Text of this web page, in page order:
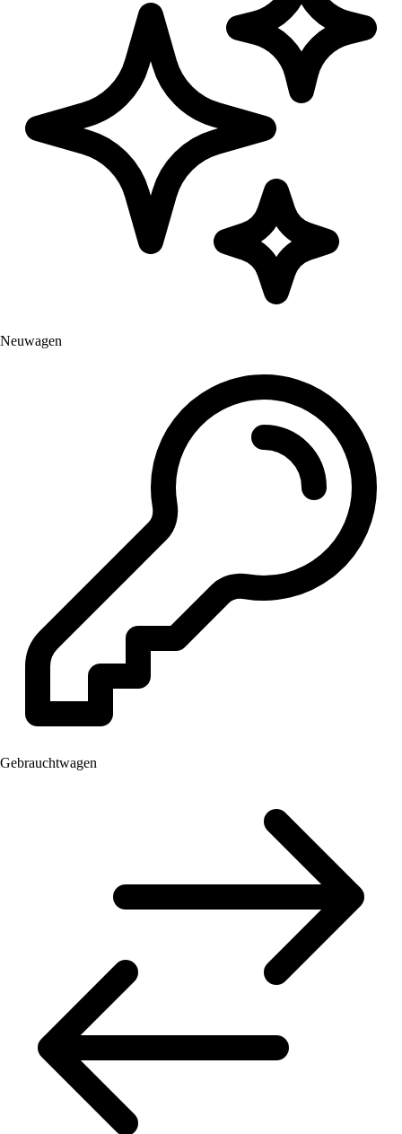
Neuwagen
Gebrauchtwagen